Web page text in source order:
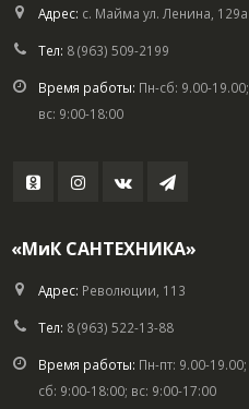
Адрес: с. Майма ул. Ленина, 129а
Тел: 8 (963) 509-2199
Время работы: Пн-сб: 9.00-19.00;
вс: 9:00-18:00
«МиК САНТЕХНИКА»
Адрес: Революции, 113
Тел: 8 (963) 522-13-88
Время работы: Пн-пт: 9.00-19.00;
сб: 9:00-18:00; вс: 9:00-17:00